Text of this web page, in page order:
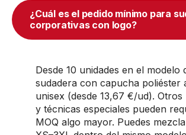
¿Cuál es el pedido mínimo para
corporativas con logo?
Desde 10 unidades en el modelo
sudadera con capucha poliéster
unisex (desde 13,67 €/ud). Otros
y técnicas especiales pueden
MOQ algo mayor. Puedes